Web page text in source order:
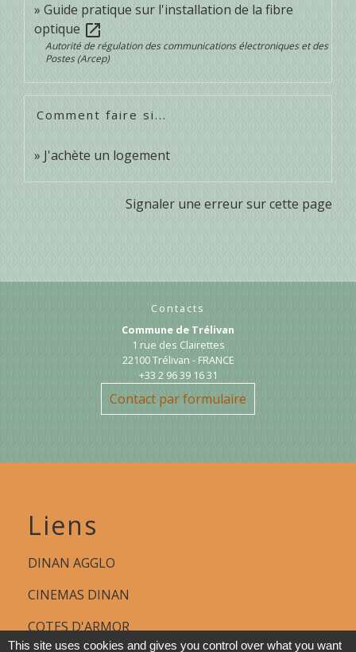
Guide pratique sur l'installation de la fibre
optique open_in_new
Autorité de régulation des communications électroniques et des
Postes (Arcep)
Comment faire si...
J'achète un logement
Signaler une erreur sur cette page
Contacts
Commune de Trélivan
1 rue des Clairettes
22100 Trélivan - FRANCE
+33 2 96 39 16 31
Contact par formulaire
Liens
DINAN AGGLO
CINEMAS DINAN
COTES D'ARMOR
This site uses cookies and gives you control over what you want